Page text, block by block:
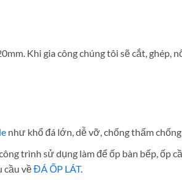
Khi gia công chúng tôi sẽ cắt, ghép,
như khổ đá lớn, dễ vỡ, chống thấm chống
trình sử dụng làm để ốp bàn bếp, ốp
cầu vềĐÁ ỐP LÁT.